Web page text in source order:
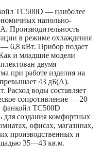
TC500D — наиболее
напольно-
Производительность
в режиме охлаждения
— 6,8 кВт. Прибор подает
и младшие модели
двумя
при работе изделия на
43 дБ(А).
Расход воды составляет
сопротивление — 20
TC500D
для создания комфортных
офисах, магазинах,
производственных и
35—43 кв.м.